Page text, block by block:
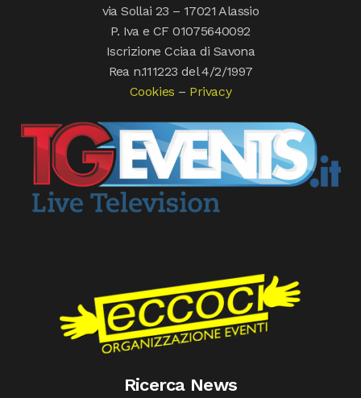
via Sollai 23 – 17021 Alassio
P. Iva e CF 01075640092
Iscrizione Cciaa di Savona
Rea n.111223 del 4/2/1997
Cookies – Privacy
Ricerca News